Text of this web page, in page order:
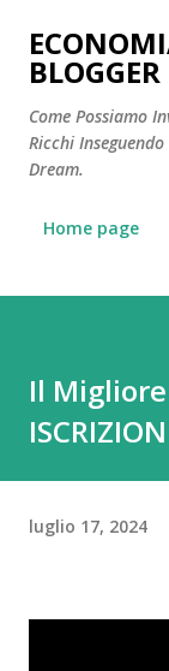
BLOGGER
Come Possiamo
Ricchi
Dream.
Home page
Il Migliore
luglio 17, 2024